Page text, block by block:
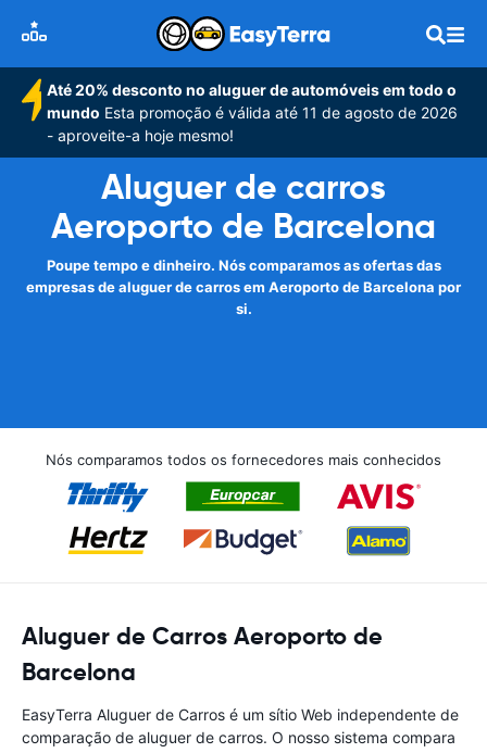
Até 20% desconto no aluguer de automóveis em todo o
mundo Esta promoção é válida até 11 de agosto de 2026
- aproveite-a hoje mesmo!
Aluguer de carros
Aeroporto de Barcelona
Poupe tempo e dinheiro. Nós comparamos as ofertas das
empresas de aluguer de carros em Aeroporto de Barcelona por
si.
Nós comparamos todos os fornecedores mais conhecidos
Aluguer de Carros Aeroporto de
Barcelona
EasyTerra Aluguer de Carros é um sítio Web independente de
comparação de aluguer de carros. O nosso sistema compara